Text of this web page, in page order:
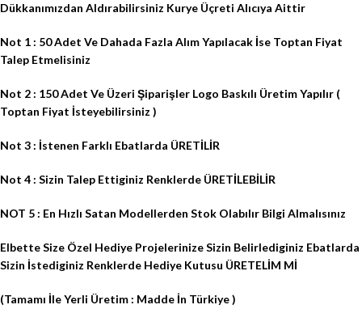
Dükkanımızdan Aldırabilirsiniz Kurye Üçreti Alıcıya Aittir
Not 1 : 50 Adet Ve Dahada Fazla Alım Yapılacak İse Toptan Fiyat
Talep Etmelisiniz
Not 2 : 150 Adet Ve Üzeri Şiparişler Logo Baskılı Üretim Yapılır (
Toptan Fiyat İsteyebilirsiniz )
Not 3 : İstenen Farklı Ebatlarda ÜRETİLİR
Not 4 : Sizin Talep Ettiginiz Renklerde ÜRETİLEBİLİR
NOT 5 : En Hızlı Satan Modellerden Stok Olabılır Bilgi Almalısınız
Elbette Size Özel Hediye Projelerinize Sizin Belirlediginiz Ebatlarda
Sizin İstediginiz Renklerde Hediye Kutusu ÜRETELİM Mİ
(Tamamı İle Yerli Üretim : Madde İn Türkiye )